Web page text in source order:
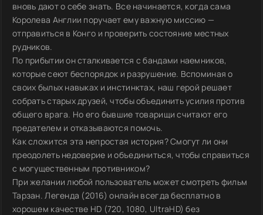
вновь дают о себе знать. Все начинается, когда сама
Королева Англии поручает ему важную миссию —
отправиться в Конго и проверить состояние местных
рудников.
По прибытии он сталкивается с бандами наемников,
которые сеют беспорядок и разрушение. Вспоминая о
своих былых навыках и инстинктах, наш герой решает
собрать старых друзей, чтобы объединить усилия против
общего врага. Но его бывшие товарищи считают его
предателем и отказываются помочь.
Как сложится эта непростая история? Смогут ли они
преодолеть недоверие и объединиться, чтобы справиться
с могущественным противником?
При желании любой пользователь может смотреть фильм
Тарзан. Легенда (2016) онлайн всегда бесплатно в
хорошем качестве HD (720, 1080, UltraHD) без